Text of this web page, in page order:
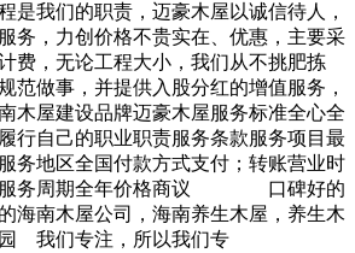
是我们的职责，迈豪木屋以诚信待人，
务，力创价格不贵实在、优惠，主要采
费，无论工程大小，我们从不挑肥拣
范做事，并提供入股分红的增值服务，
木屋建设品牌迈豪木屋服务标准全心全
行自己的职业职责服务条款服务项目最
务地区全国付款方式支付；转账营业时
服务周期全年价格商议 口碑好的
海南木屋公司，海南养生木屋，养生木
我们专注，所以我们专